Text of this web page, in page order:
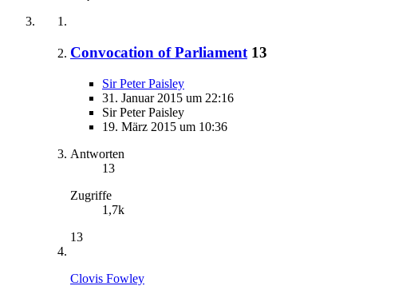
Convocation of Parliament 13
Sir Peter Paisley
31. Januar 2015 um 22:16
Sir Peter Paisley
19. März 2015 um 10:36
Antworten
13
Zugriffe
1,7k
13
Clovis Fowley